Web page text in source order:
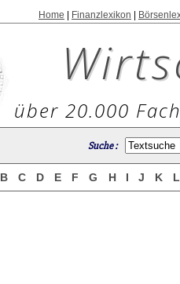
Home Finanzlexikon
über 20.000
Suche :
B C D E F G H I J K